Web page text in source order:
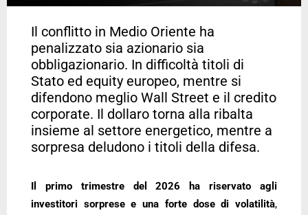
Il conflitto in Medio Oriente ha
penalizzato sia azionario sia
obbligazionario. In difficoltà titoli di
Stato ed equity europeo, mentre si
difendono meglio Wall Street e il credito
corporate. Il dollaro torna alla ribalta
insieme al settore energetico, mentre a
sorpresa deludono i titoli della difesa.
Il primo trimestre del 2026 ha riservato agli
investitori sorprese e una forte dose di volatilità,